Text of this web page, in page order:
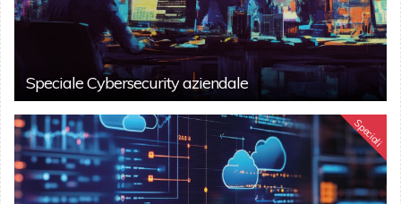
Speciale Cybersecurity aziendale
Speciali